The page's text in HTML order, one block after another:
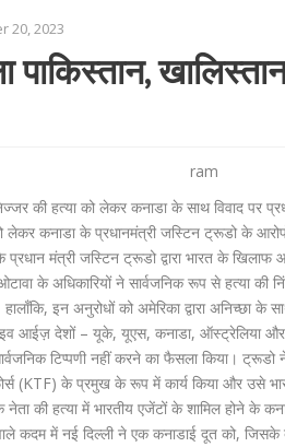
20, 2023
पाकिस्तान,
ram
की हत्या को लेकर कनाडा के साथ विवाद पर
लेकर कनाडा के प्रधानमंत्री जस्टिन ट्रूडो के
प्रधान मंत्री जस्टिन ट्रूडो द्वारा भारत के
के अधिकारियों ने सार्वजनिक रूप से हत्या की
इन अनुरोधों को अमेरिका द्वारा अनिच्छा के
आईज़ देशों – यूके, यूएस, कनाडा, ऑस्ट्रेलिया और
टिप्पणी नहीं करने का फैसला किया।
(KTF) के प्रमुख के रूप में कार्य किया और उसे
की हत्या में भारतीय एजेंटों के शामिल होने के
कदम में नई दिल्ली ने एक कनाडाई दूत को, जिसके